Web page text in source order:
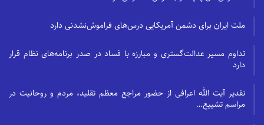
ملت ایران برای دشمن آمریکایی درس‌های فراموش‌نشدنی دارد
تداوم مسیر عدالت‌گستری و مبارزه با فساد در صدر برنامه‌های نظام قرار
دارد
تقدیر آیت الله اعرافی از حضور مراجع معظم تقلید، مردم و روحانیت در
مراسم تشییع…